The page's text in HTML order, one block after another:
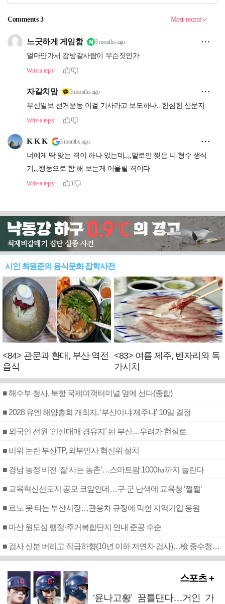
시인 최원준의 음식문화 잡학사전
<84> 관문과 환대, 부산 역전
음식
<83> 여름 제주, 벤자리와 독
가시치
■ 해수부 청사, 북항 국제여객터미널 옆에 선다(종합)
■ 2028 유엔 해양총회 개최지, ‘부산이냐 제주냐’ 10일 결정
■ 외국인 선원 ‘인신매매 경유지’ 된 부산…우려가 현실로
■ 비위 논란 부산TP, 외부인사 혁신위 설치
■ 경남 농정 비전 ‘잘 사는 농촌’…스마트팜 1000㏊까지 늘린다
■ 교육혁신선도지 공모 코앞인데…구·군 난색에 교육청 ‘쩔쩔’
■ 르노 못 타는 부산시장…관용차 규정에 막힌 지역기업 응원
■ 마산 원도심 행정·주거복합단지 연내 준공 수순
■ 검사 신분 버리고 직급하향(10년 이하 저연차 검사)…檢 중수청행 기피
스포츠 +
‘윤나고황’ 꿈틀댄다…거인 가